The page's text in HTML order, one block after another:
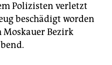
Polizisten verletzt
beschädigt worden
Moskauer Bezirk